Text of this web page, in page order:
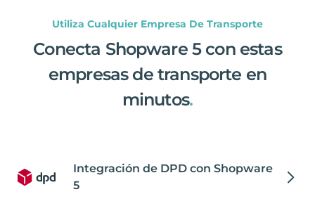
Utiliza Cualquier Empresa De Transporte
Conecta Shopware 5 con estas
empresas de transporte en
minutos.
Integración de DPD con Shopware
5